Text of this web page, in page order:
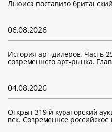
Льюиса поставило
06.08.2026
История арт-дилеров. Часть
современного арт-рынка.
04.08.2026
Открыт 319-й кураторский
век. Современное российское